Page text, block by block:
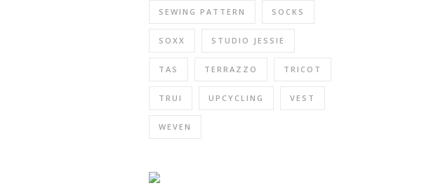
SEWING PATTERN SOCKS
SOXX STUDIO JESSIE
TAS TERRAZZO TRICOT
TRUI UPCYCLING VEST
WEVEN